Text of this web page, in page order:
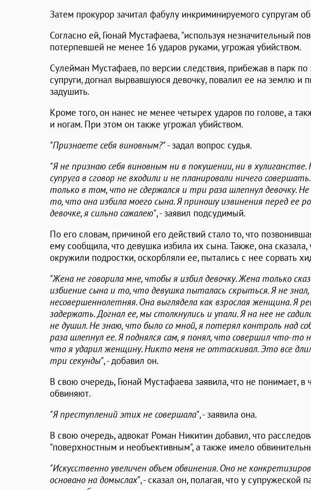
Затем прокурор зачитал фабулу инкриминируемого супругам
Согласно ей, Гюнай Мустафаева, "используя незначительный
потерпевшей не менее 16 ударов руками, угрожая убийством.
Сулейман Мустафаев, по версии следствия, прибежав в парк по
супруги, догнал вырвавшуюся девочку, повалил ее на землю и
задушить.
Кроме того, он нанес не менее четырех ударов по голове, а
и ногам. При этом он также угрожал убийством.
"Признаете себя виновным?"- задал вопрос судья.
"Я не признаю себя виновным ни в покушении, ни в хулиганстве.
супруга в сговор не входили и не планировали ничего
только в том, что не сдержался и три раза шлепнул девочку. Не
то, что она избила моего сына. Я приношу извинения перед ее
девочке, я сильно сожалею", - заявил подсудимый.
По его словам, причиной его действий стало то, что
ему сообщила, что девушка избила их сына. Также, она сказала,
окружили подростки, оскорбляли ее, пытались с нее сорвать
"Жена не говорила мне, чтобы я избил девочку. Жена только
избиение сына и то, что девушка пыталась скрыться. Я не
несовершеннолетняя. Она выглядела как взрослая женщина. Я
задержать. Догнал ее, мы столкнулись и упали. Я на нее не
не душил. Не знаю, что было со мной, я потерял контроль над
раза шлепнул ее. Я поднялся сам, я понял, что совершил что-то
что я ударил женщину. Никто меня не оттаскивал. Это все
три секунды", - добавил он.
В свою очередь, Гюнай Мустафаева заявила, что не понимает, в
обвиняют.
"Я преступлений этих не совершала", - заявила она.
В свою очередь, адвокат Роман Никитин добавил, что
"поверхностным и необъективным", а также имело
"Искусственно увеличен объем обвинения. Оно не
основано на домыслах", - сказал он, полагая, что у супружеской